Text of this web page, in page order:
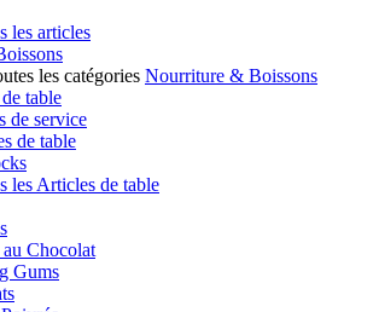
les articles
les catégories Nourriture & Boissons
table
de service
de table
les Articles de table
Chocolat
Gums